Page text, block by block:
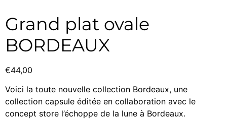
Grand plat ovale
BORDEAUX
€44,00
Voici la toute nouvelle collection Bordeaux, une
collection capsule éditée en collaboration avec le
concept store l’échoppe de la lune à Bordeaux.